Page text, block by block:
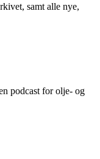
samt alle nye,
podcast for olje- og